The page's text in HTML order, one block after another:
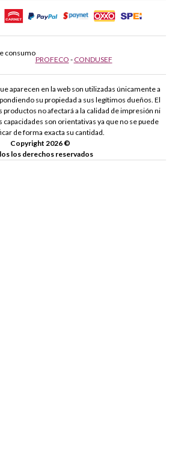
consumo
PROFECO - CONDUSEF
aparecen en la web son utilizadas únicamente a
su propiedad a sus legítimos dueños. El
no afectará a la calidad de impresión ni
capacidades son orientativas ya que no se puede
de forma exacta su cantidad.
Copyright 2026 ©
los derechos reservados